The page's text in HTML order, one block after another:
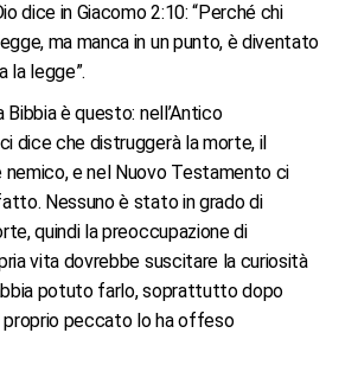
dice in Giacomo 2:10: “Perché chi
ma manca in un punto, è diventato
la legge”.
Bibbia è questo: nell’Antico
dice che distruggerà la morte, il
nemico, e nel Nuovo Testamento ci
Nessuno è stato in grado di
quindi la preoccupazione di
vita dovrebbe suscitare la curiosità
potuto farlo, soprattutto dopo
proprio peccato lo ha offeso